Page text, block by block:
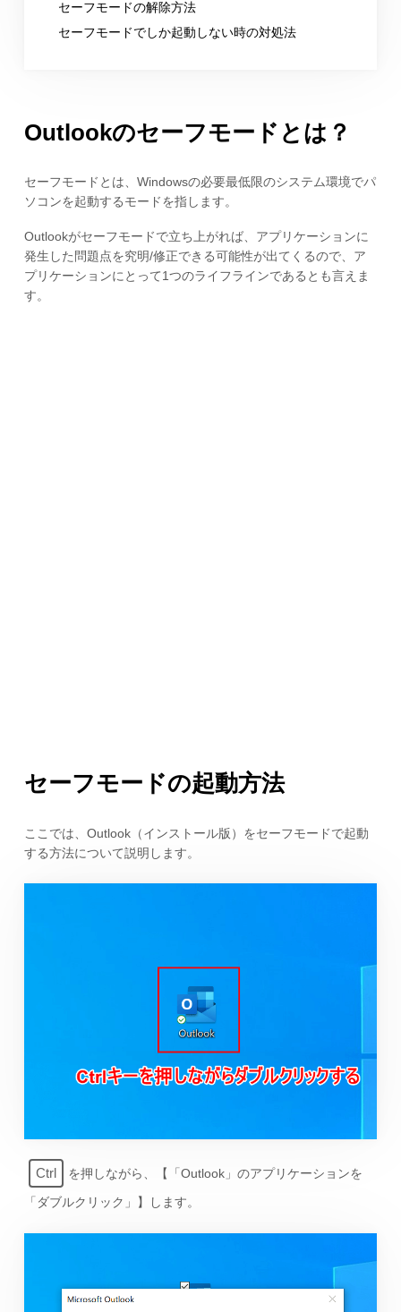
セーフモードの解除方法
セーフモードでしか起動しない時の対処法
Outlookのセーフモードとは？
セーフモードとは、Windowsの必要最低限のシステム環境でパ
ソコンを起動するモードを指します。
Outlookがセーフモードで立ち上がれば、アプリケーションに
発生した問題点を究明/修正できる可能性が出てくるので、ア
プリケーションにとって1つのライフラインであるとも言えま
す。
セーフモードの起動方法
ここでは、Outlook（インストール版）をセーフモードで起動
する方法について説明します。
Ctrl
を押しながら、【「Outlook」のアプリケーションを
「ダブルクリック」】します。